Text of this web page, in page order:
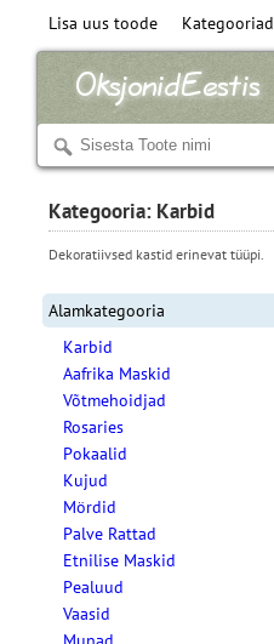
Lisa uus toode Kategooriad
Kategooria: Karbid
Dekoratiivsed kastid erinevat tüüpi.
Alamkategooria
Karbid
Aafrika Maskid
Võtmehoidjad
Rosaries
Pokaalid
Kujud
Mördid
Palve Rattad
Etnilise Maskid
Pealuud
Vaasid